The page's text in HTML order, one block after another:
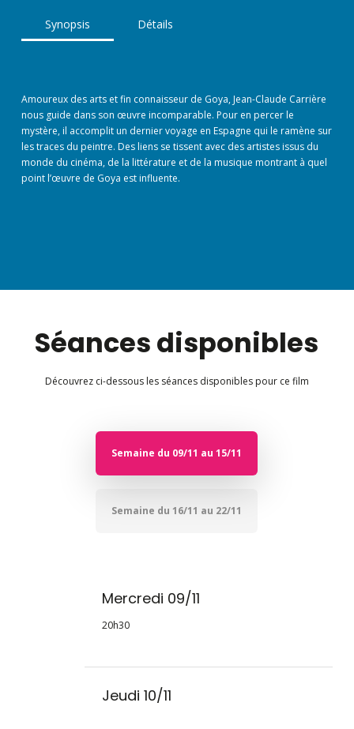
Synopsis Détails
Amoureux des arts et fin connaisseur de Goya, Jean-Claude Carrière
nous guide dans son œuvre incomparable. Pour en percer le
mystère, il accomplit un dernier voyage en Espagne qui le ramène sur
les traces du peintre. Des liens se tissent avec des artistes issus du
monde du cinéma, de la littérature et de la musique montrant à quel
point l’œuvre de Goya est influente.
Séances disponibles
Découvrez ci-dessous les séances disponibles pour ce film
Semaine du 09/11 au 15/11
Semaine du 16/11 au 22/11
Mercredi 09/11
20h30
Jeudi 10/11